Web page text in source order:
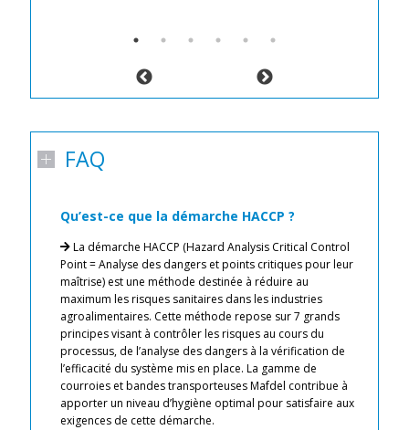
FAQ
Qu’est-ce que la démarche HACCP ?
La démarche HACCP (Hazard Analysis Critical Control
Point = Analyse des dangers et points critiques pour leur
maîtrise) est une méthode destinée à réduire au
maximum les risques sanitaires dans les industries
agroalimentaires. Cette méthode repose sur 7 grands
principes visant à contrôler les risques au cours du
processus, de l’analyse des dangers à la vérification de
l’efficacité du système mis en place. La gamme de
courroies et bandes transporteuses Mafdel contribue à
apporter un niveau d’hygiène optimal pour satisfaire aux
exigences de cette démarche.